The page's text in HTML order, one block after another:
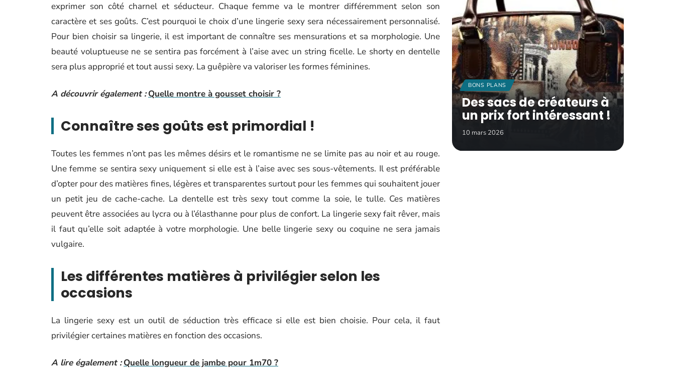
exprimer son côté charnel et séducteur. Chaque femme va le montrer différemment selon son
caractère et ses goûts. C’est pourquoi le choix d’une lingerie sexy sera nécessairement personnalisé.
Pour bien choisir sa lingerie, il est important de connaître ses mensurations et sa morphologie. Une
beauté voluptueuse ne se sentira pas forcément à l’aise avec un string ficelle. Le shorty en dentelle
sera plus approprié et tout aussi sexy. La guêpière va valoriser les formes féminines.
A découvrir également : Quelle montre à gousset choisir ?
Connaître ses goûts est primordial !
Toutes les femmes n’ont pas les mêmes désirs et le romantisme ne se limite pas au noir et au rouge.
Une femme se sentira sexy uniquement si elle est à l’aise avec ses sous-vêtements. Il est préférable
d’opter pour des matières fines, légères et transparentes surtout pour les femmes qui souhaitent jouer
un petit jeu de cache-cache. La dentelle est très sexy tout comme la soie, le tulle. Ces matières
peuvent être associées au lycra ou à l’élasthanne pour plus de confort. La lingerie sexy fait rêver, mais
il faut qu’elle soit adaptée à votre morphologie. Une belle lingerie sexy ou coquine ne sera jamais
vulgaire.
Les différentes matières à privilégier selon les
occasions
La lingerie sexy est un outil de séduction très efficace si elle est bien choisie. Pour cela, il faut
privilégier certaines matières en fonction des occasions.
A lire également : Quelle longueur de jambe pour 1m70 ?
BONS PLANS
Des sacs de créateurs à
un prix fort intéressant !
10 mars 2026